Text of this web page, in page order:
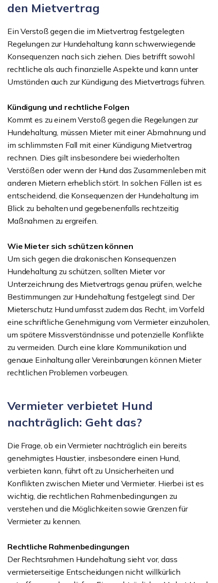
den Mietvertrag
Ein Verstoß gegen die im Mietvertrag festgelegten
Regelungen zur Hundehaltung kann schwerwiegende
Konsequenzen nach sich ziehen. Dies betrifft sowohl
rechtliche als auch finanzielle Aspekte und kann unter
Umständen auch zur Kündigung des Mietvertrags führen.
Kündigung und rechtliche Folgen
Kommt es zu einem Verstoß gegen die Regelungen zur
Hundehaltung, müssen Mieter mit einer Abmahnung und
im schlimmsten Fall mit einer Kündigung Mietvertrag
rechnen. Dies gilt insbesondere bei wiederholten
Verstößen oder wenn der Hund das Zusammenleben mit
anderen Mietern erheblich stört. In solchen Fällen ist es
entscheidend, die Konsequenzen der Hundehaltung im
Blick zu behalten und gegebenenfalls rechtzeitig
Maßnahmen zu ergreifen.
Wie Mieter sich schützen können
Um sich gegen die drakonischen Konsequenzen
Hundehaltung zu schützen, sollten Mieter vor
Unterzeichnung des Mietvertrags genau prüfen, welche
Bestimmungen zur Hundehaltung festgelegt sind. Der
Mieterschutz Hund umfasst zudem das Recht, im Vorfeld
eine schriftliche Genehmigung vom Vermieter einzuholen,
um spätere Missverständnisse und potenzielle Konflikte
zu vermeiden. Durch eine klare Kommunikation und
genaue Einhaltung aller Vereinbarungen können Mieter
rechtlichen Problemen vorbeugen.
Vermieter verbietet Hund
nachträglich: Geht das?
Die Frage, ob ein Vermieter nachträglich ein bereits
genehmigtes Haustier, insbesondere einen Hund,
verbieten kann, führt oft zu Unsicherheiten und
Konflikten zwischen Mieter und Vermieter. Hierbei ist es
wichtig, die rechtlichen Rahmenbedingungen zu
verstehen und die Möglichkeiten sowie Grenzen für
Vermieter zu kennen.
Rechtliche Rahmenbedingungen
Der Rechtsrahmen Hundehaltung sieht vor, dass
vermieterseitige Entscheidungen nicht willkürlich